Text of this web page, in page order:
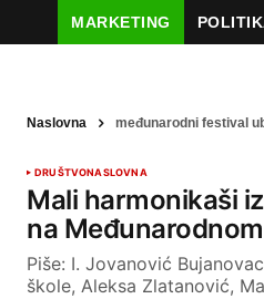
MARKETING
Naslovna međunarodni festival
DRUŠTVONASLOVNA
Mali harmonikaši
na
Piše: I. Jovanović
škole, Aleksa Zlatanović,